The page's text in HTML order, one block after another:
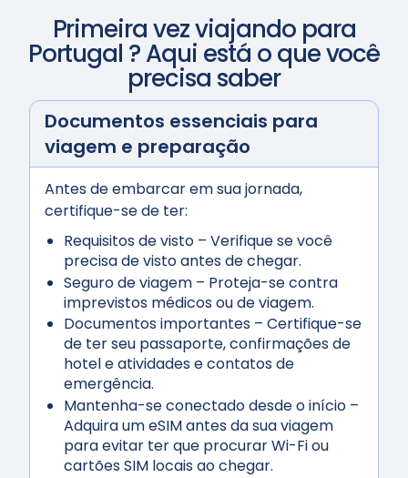
Primeira vez viajando para
Portugal ? Aqui está o que você
precisa saber
Documentos essenciais para
viagem e preparação
Antes de embarcar em sua jornada,
certifique-se de ter:
Requisitos de visto – Verifique se você
precisa de visto antes de chegar.
Seguro de viagem – Proteja-se contra
imprevistos médicos ou de viagem.
Documentos importantes – Certifique-se
de ter seu passaporte, confirmações de
hotel e atividades e contatos de
emergência.
Mantenha-se conectado desde o início –
Adquira um eSIM antes da sua viagem
para evitar ter que procurar Wi-Fi ou
cartões SIM locais ao chegar.